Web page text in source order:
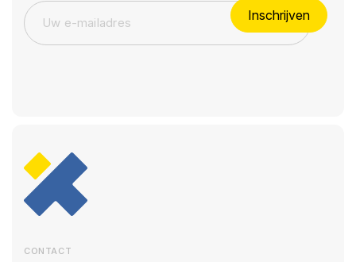
Inschrijven
CONTACT